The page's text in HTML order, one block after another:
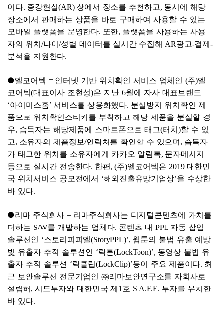
이다. 증강현실(AR) 상에서 장소를 추천하고, 동시에 해당
장소에서 판매하는 상품을 바로 구매하여 사용할 수 있는
모바일 플랫폼을 운영한다. 또한, 플랫폼을 사용하는 사용
자의 위치/나이/성별 데이터를 실시간 수집해 AR광고-결제-
분석을 지원한다.
●엘코어텍 = 인터넷 기반 위치확인 서비스 업체인 (주)엘
코어텍(대표이사 조현성)은 지난 6월에 자사 대표브랜드
‘아이미스홈’ 서비스를 상용화했다. 분실방지 위치확인 제
품으로 위치확인스티커를 부착하고 해당 제품을 분실할 경
우, 습득자는 해당제품에 스마트폰으로 태그(터치)할 수 있
고, 소유자의 제품정보/연락처를 확인할 수 있으며, 습득자
가 태그한 위치를 소유자에게 카카오 알림톡, 문자메시지
등으로 실시간 전송한다. 한편, (주)엘코어텍은 2019 대한민
국 위치서비스 공모전에서 ‘해외진출유망기업상’을 수상한
바 있다.
●리마 주식회사 = 리마주식회사는 디지털콘텐츠에 가치를
더하는 S/W를 개발하는 업체다. 콘텐츠 내 PPL 자동 삽입
솔루션인 ‘스토리피피엘(StoryPPL)’, 웹툰의 불법 유출 예방
빛 유출자 추적 솔루션인 ‘락툰(LockToon)’, 동영상 불법 유
출자 추적 솔루션 ‘락클립(LockClip)’등이 주요 제품이다. 최
근 보안솔루션 전문기업인 ㈜리마보안연구소를 자회사로
설립해, 시드투자와 대한민국 제1 호 S.A.F.E. 투자를 유치한
바 있다.